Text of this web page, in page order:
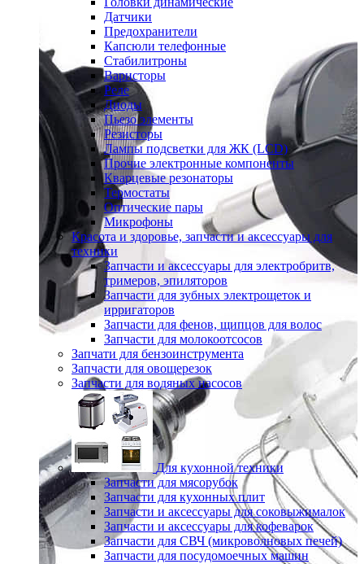
Датчики
Предохранители
Капсюли телефонные
Стабилитроны
Варисторы
Реле
Диоды
Пьезо элементы
Резисторы
Лампы подсветки для ЖК (LCD)
Прочие электронные компоненты
Кварцевые резонаторы
Термостаты
Оптические пары
Микрофоны
Красота и здоровье, запчасти и аксессуары для
техники
Запчасти и аксессуары для электробритв,
тримеров, эпиляторов
Запчасти для зубных электрощеток и
ирригаторов
Запчасти для фенов, щипцов для волос
Запчасти для молокоотсосов
Запчати для бензоинструмента
Запчасти для овощерезок
Запчасти для водяных насосов
Для кухонной техники
Запчасти для мясорубок
Запчасти для кухонных плит
Запчасти и аксессуары для соковыжималок
Запчасти и аксессуары для кофеварок
Запчасти для СВЧ (микроволновых печей)
Запчасти для посудомоечных машин